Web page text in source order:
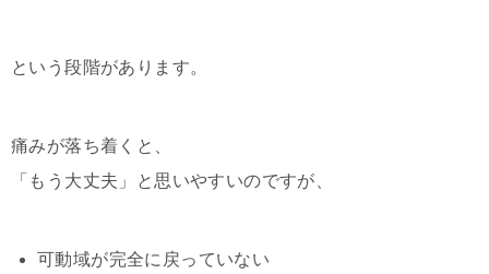
という段階があります。
痛みが落ち着くと、
「もう大丈夫」と思いやすいのですが、
可動域が完全に戻っていない